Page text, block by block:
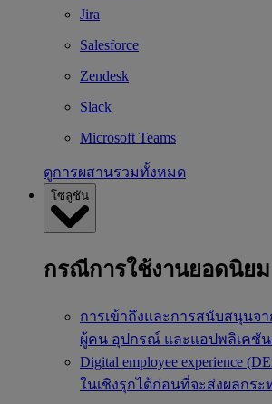
Jira
Salesforce
Zendesk
Slack
Microsoft Teams
ดูการผสานรวมทั้งหมด
โซลูชัน
กรณีการใช้งานยอดนิยม
การเข้าถึงและการสนับสนุนจา
ผู้คน อุปกรณ์ และแอปพลิเคชัน
Digital employee experience
ในเชิงรุกได้ก่อนที่จะส่งผลกร